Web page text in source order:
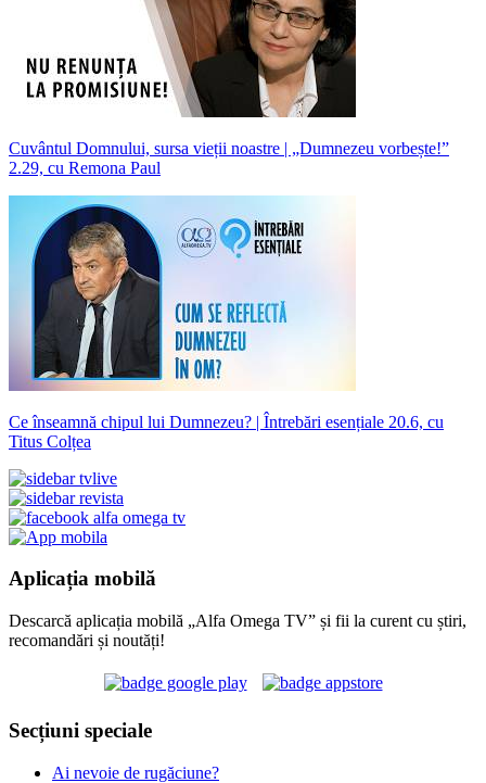
Cuvântul Domnului, sursa vieții noastre | „Dumnezeu vorbește!”
2.29, cu Remona Paul
Ce înseamnă chipul lui Dumnezeu? | Întrebări esențiale 20.6, cu
Titus Colțea
Aplicația mobilă
Descarcă aplicația mobilă „Alfa Omega TV” și fii la curent cu știri,
recomandări și noutăți!
Secțiuni speciale
Ai nevoie de rugăciune?